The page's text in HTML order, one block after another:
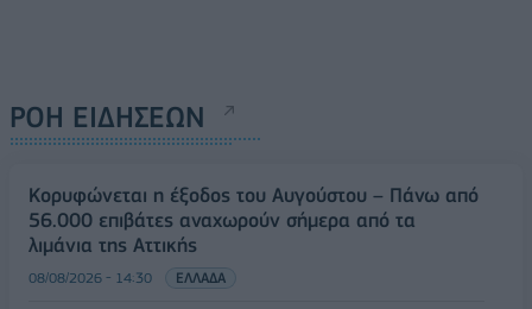
ΡΟΗ ΕΙΔΗΣΕΩΝ
Κορυφώνεται η έξοδος του Αυγούστου – Πάνω από
56.000 επιβάτες αναχωρούν σήμερα από τα
λιμάνια της Αττικής
08/08/2026 - 14:30 ΕΛΛΑΔΑ